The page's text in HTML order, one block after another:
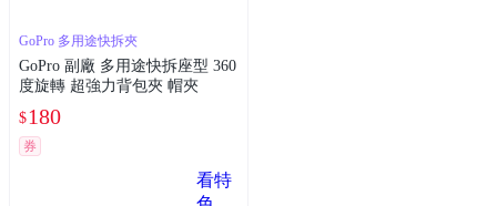
GoPro 多用途快拆夾
GoPro 副廠 多用途快拆座型 360
度旋轉 超強力背包夾 帽夾
$180
券
看特